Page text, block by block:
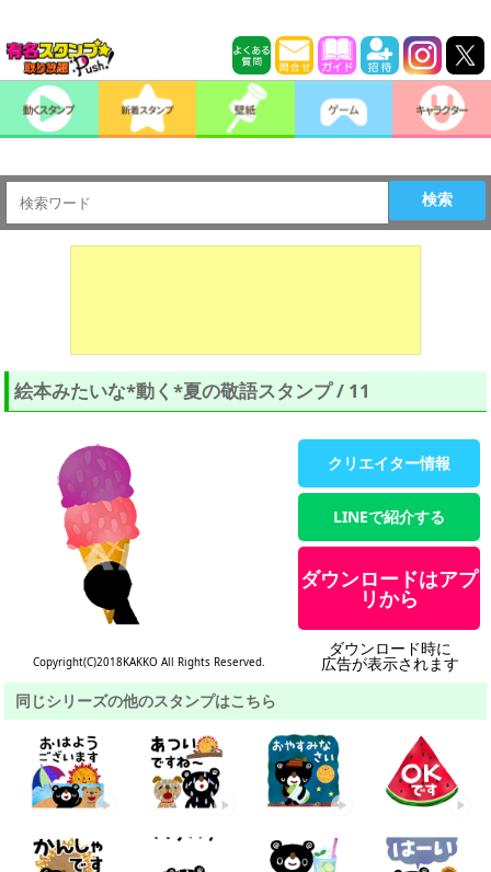
検索
絵本みたいな*動く*夏の敬語スタンプ / 11
Copyright(C)2018KAKKO All Rights Reserved.
クリエイター情報
LINEで紹介する
ダウンロードはアプ
リから
ダウンロード時に
広告が表示されます
同じシリーズの他のスタンプはこちら